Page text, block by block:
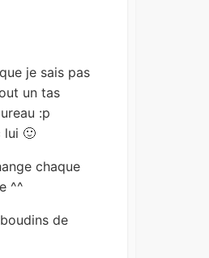
je sais pas
un tas
:p
lui 🙂
chaque
^^
de